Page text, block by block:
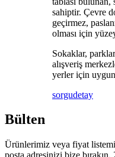
sahiptir. Çevre
geçirmez,
olması için
Sokaklar,
alışveriş
yerler için
sorgudetay
Bülten
Ürünlerimiz veya fiyat